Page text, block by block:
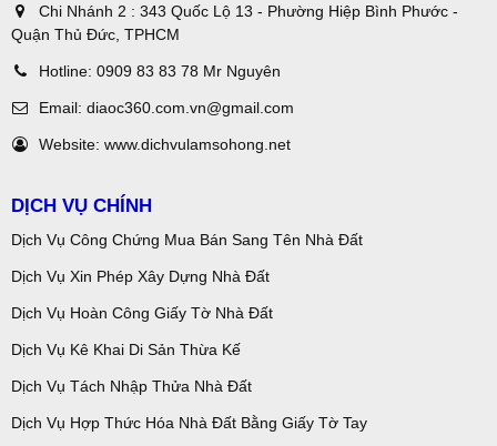
Chi Nhánh 2 : 343 Quốc Lộ 13 - Phường Hiệp Bình Phước -
Quận Thủ Đức, TPHCM
Hotline: 0909 83 83 78 Mr Nguyên
Email: diaoc360.com.vn@gmail.com
Website: www.dichvulamsohong.net
DỊCH VỤ CHÍNH
Dịch Vụ Công Chứng Mua Bán Sang Tên Nhà Đất
Dịch Vụ Xin Phép Xây Dựng Nhà Đất
Dịch Vụ Hoàn Công Giấy Tờ Nhà Đất
Dịch Vụ Kê Khai Di Sản Thừa Kế
Dịch Vụ Tách Nhập Thửa Nhà Đất
Dịch Vụ Hợp Thức Hóa Nhà Đất Bằng Giấy Tờ Tay